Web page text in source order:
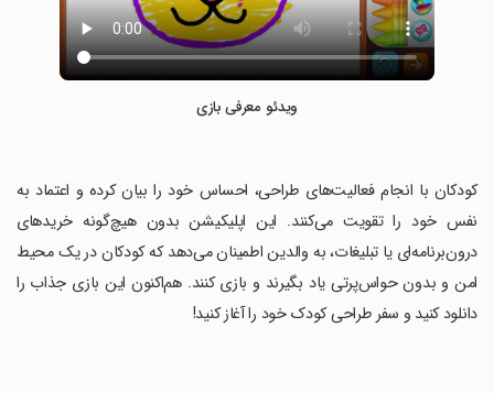
ویدئو معرفی بازی
‏کودکان با انجام فعالیت‌های طراحی، احساس خود را بیان کرده و اعتماد به
نفس خود را تقویت می‌کنند. این اپلیکیشن بدون هیچ‌گونه خریدهای
درون‌برنامه‌ای یا تبلیغات، به والدین اطمینان می‌دهد که کودکان در یک محیط
امن و بدون حواس‌پرتی یاد بگیرند و بازی کنند. هم‌اکنون این بازی جذاب را
دانلود کنید و سفر طراحی کودک خود را آغاز کنید!